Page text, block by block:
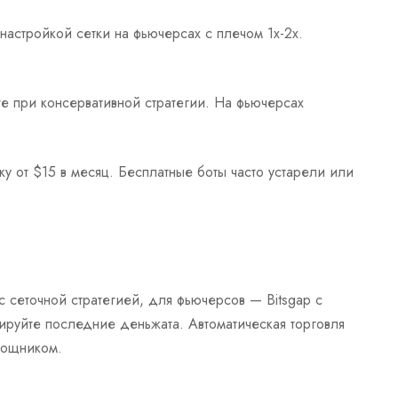
сетки на фьючерсах с плечом 1x-2x.
консервативной стратегии. На фьючерсах
$15 в месяц. Бесплатные боты часто устарели или
стратегией, для фьючерсов — Bitsgap с
последние деньжата. Автоматическая торговля